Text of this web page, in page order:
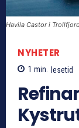
Havila Castor i
NYHETER
1 min. lesetid